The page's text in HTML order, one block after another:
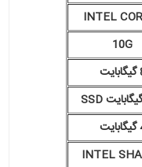
INTEL
10G
INTEL